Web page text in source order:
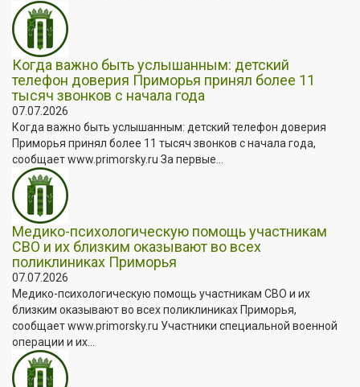
Когда важно быть услышанным: детский
телефон доверия Приморья принял более 11
тысяч звонков с начала года
07.07.2026
Когда важно быть услышанным: детский телефон доверия
Приморья принял более 11 тысяч звонков с начала года,
сообщает www.primorsky.ru За первые...
Медико-психологическую помощь участникам
СВО и их близким оказывают во всех
поликлиниках Приморья
07.07.2026
Медико-психологическую помощь участникам СВО и их
близким оказывают во всех поликлиниках Приморья,
сообщает www.primorsky.ru Участники специальной военной
операции и их...